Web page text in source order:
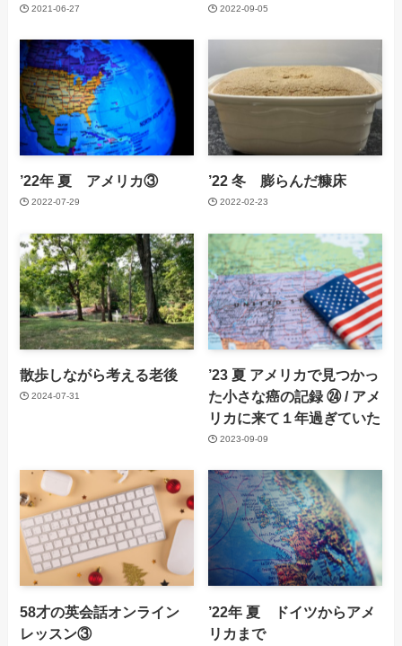
2021-06-27 2022-09-05
’22年 夏 アメリカ③
2022-07-29
’22 冬 膨らんだ糠床
2022-02-23
散歩しながら考える老後
2024-07-31
’23 夏 アメリカで見つかっ
た小さな癌の記録 ㉔ / アメ
リカに来て１年過ぎていた
2023-09-09
58才の英会話オンライン
レッスン③
’22年 夏 ドイツからアメ
リカまで